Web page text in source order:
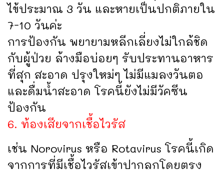
ไข้ประมาณ 3 วัน และหายเป็นปกติภายใน
7-10 วันค่ะ
การป้องกัน พยายามหลีกเลี่ยงไม่ใกล้ชิด
กับผู้ป่วย ล้างมือบ่อยๆ รับประทานอาหาร
ที่สุก สะอาด ปรุงใหม่ๆ ไม่มีแมลงวันตอ
และดื่มน้ำสะอาด โรคนี้ยังไม่มีวัคซีน
ป้องกัน
6. ท้องเสียจากเชื้อไวรัส
เช่น Norovirus หรือ Rotavirus โรคนี้เกิด
จากการที่มีเชื้อไวรัสเข้าปากลูกโดยตรง